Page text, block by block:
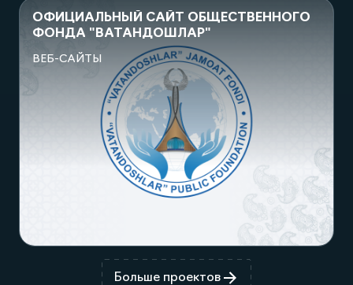
Посмотреть проект
ОФИЦИАЛЬНЫЙ САЙТ ОБЩЕСТВЕННОГО
ФОНДА "ВАТАНДОШЛАР"
ВЕБ-САЙТЫ
Посмотреть проект
Больше проектов